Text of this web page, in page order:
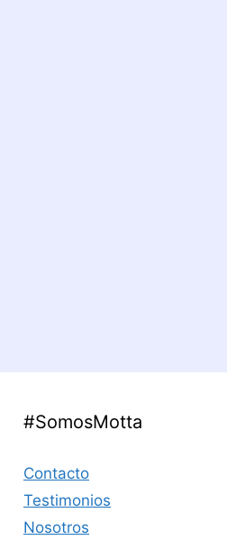
#SomosMotta
Contacto
Testimonios
Nosotros